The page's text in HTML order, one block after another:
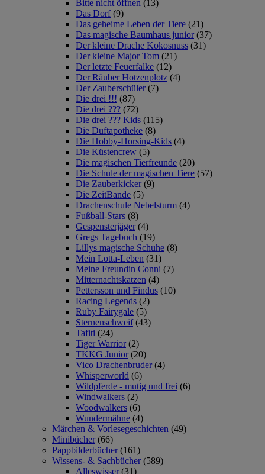
Bitte nicht öffnen (13)
Das Dorf (9)
Das geheime Leben der Tiere (21)
Das magische Baumhaus junior (37)
Der kleine Drache Kokosnuss (31)
Der kleine Major Tom (21)
Der letzte Feuerfalke (12)
Der Räuber Hotzenplotz (4)
Der Zauberschüler (7)
Die drei !!! (87)
Die drei ??? (72)
Die drei ??? Kids (115)
Die Duftapotheke (8)
Die Hobby-Horsing-Kids (4)
Die Küstencrew (5)
Die magischen Tierfreunde (20)
Die Schule der magischen Tiere (57)
Die Zauberkicker (9)
Die ZeitBande (5)
Drachenschule Nebelsturm (4)
Fußball-Stars (8)
Gespensterjäger (4)
Gregs Tagebuch (19)
Lillys magische Schuhe (8)
Mein Lotta-Leben (31)
Meine Freundin Conni (7)
Mitternachtskatzen (4)
Pettersson und Findus (10)
Racing Legends (2)
Ruby Fairygale (5)
Sternenschweif (43)
Tafiti (24)
Tiger Warrior (2)
TKKG Junior (20)
Vico Drachenbruder (4)
Whisperworld (6)
Wildpferde - mutig und frei (6)
Windwalkers (2)
Woodwalkers (6)
Wundermähne (4)
Märchen & Vorlesegeschichten (49)
Minibücher (66)
Pappbilderbücher (161)
Wissens- & Sachbücher (589)
Alleswisser (31)